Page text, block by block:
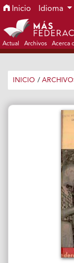
Ir al menú de
Ir al contenido
Ir al pie de página
Inicio Idioma
Actual Archivos Acerca
INICIO /